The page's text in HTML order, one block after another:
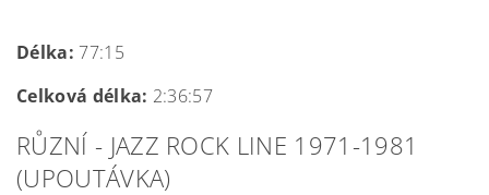
Délka: 77:15
Celková délka: 2:36:57
RŮZNÍ - JAZZ ROCK LINE 1971-1981
(UPOUTÁVKA)